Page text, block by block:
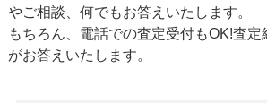
やご相談、何でもお答えいたします。
もちろん、 電話での査定受付もOK!査定
がお答えいたします。